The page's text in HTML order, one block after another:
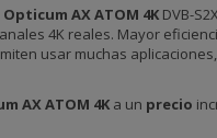
Opticum AX ATOM 4K DVB-
4K reales. Mayor
usar muchas
AX ATOM 4K a un precio